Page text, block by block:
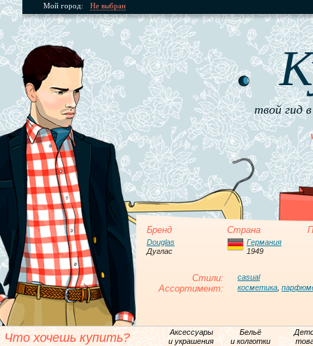
Мой город: Не выбран
твой гид
Бренд Страна
Douglas
Дуглас
Германия
1949
Стили: casual
Ассортимент: косметика
Что хочешь купить?
Аксессуары
и украшения
Бельё
и колготки